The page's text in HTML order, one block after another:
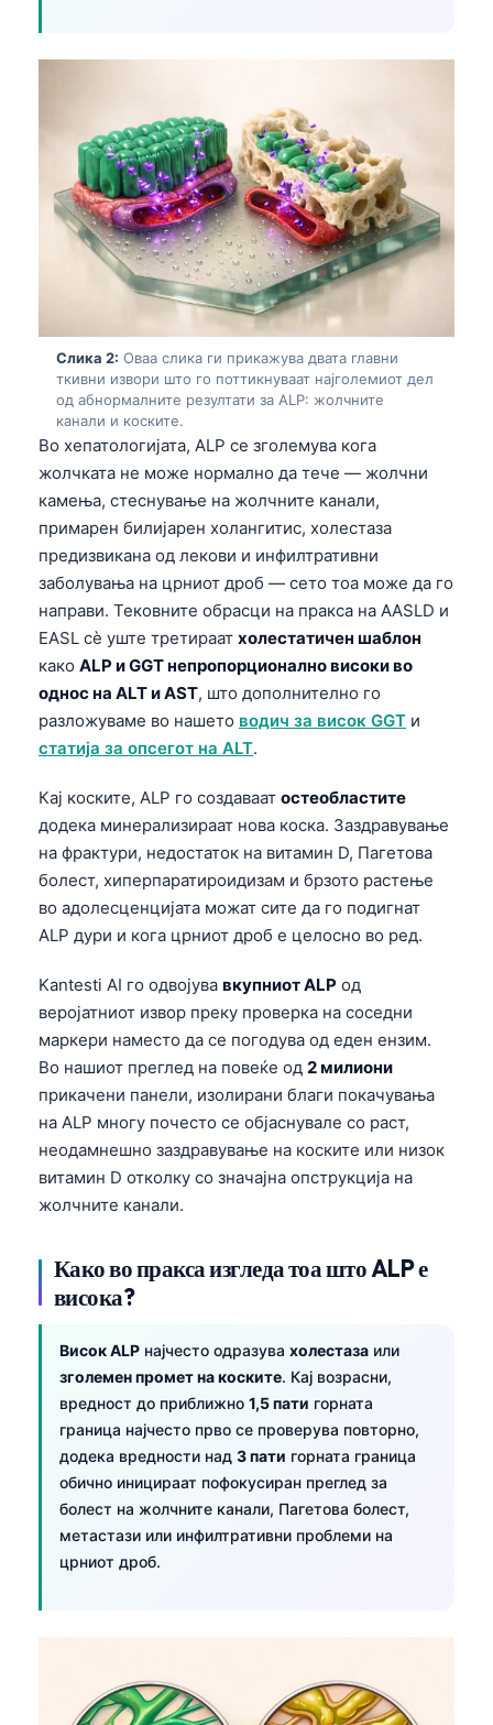
Слика 2: Оваа слика ги прикажува двата главни
ткивни извори што го поттикнуваат најголемиот дел
од абнормалните резултати за ALP: жолчните
канали и коските.
Во хепатологијата, ALP се зголемува кога
жолчката не може нормално да тече — жолчни
камења, стеснување на жолчните канали,
примарен билијарен холангитис, холестаза
предизвикана од лекови и инфилтративни
заболувања на црниот дроб — сето тоа може да го
направи. Тековните обрасци на пракса на AASLD и
EASL сè уште третираат холестатичен шаблон
како ALP и GGT непропорционално високи во
однос на ALT и AST, што дополнително го
разложуваме во нашето водич за висок GGT и
статија за опсегот на ALT.
Кај коските, ALP го создаваат остеобластите
додека минерализираат нова коска. Заздравување
на фрактури, недостаток на витамин D, Пагетова
болест, хиперпаратироидизам и брзото растење
во адолесценцијата можат сите да го подигнат
ALP дури и кога црниот дроб е целосно во ред.
Kantesti AI го одвојува вкупниот ALP од
веројатниот извор преку проверка на соседни
маркери наместо да се погодува од еден ензим.
Во нашиот преглед на повеќе од 2 милиони
прикачени панели, изолирани благи покачувања
на ALP многу почесто се објаснувале со раст,
неодамнешно заздравување на коските или низок
витамин D отколку со значајна опструкција на
жолчните канали.
Како во пракса изгледа тоа што ALP е
висока?
Висок ALP најчесто одразува холестаза или
зголемен промет на коските. Кај возрасни,
вредност до приближно 1,5 пати горната
граница најчесто прво се проверува повторно,
додека вредности над 3 пати горната граница
обично иницираат пофокусиран преглед за
болест на жолчните канали, Пагетова болест,
метастази или инфилтративни проблеми на
црниот дроб.